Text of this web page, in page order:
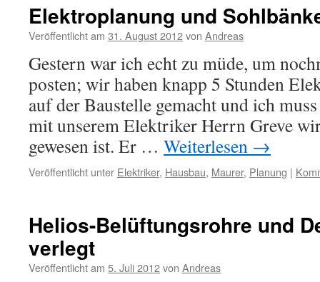
Elektroplanung und
Veröffentlicht am 31. August 2012von Andreas
Gestern war ich echt zu müde, um
posten; wir haben knapp 5 Stunden
auf der Baustelle gemacht und ich
mit unserem Elektriker Herrn Greve
gewesen ist. Er … Weiterlesen →
Veröffentlicht unter Elektriker, Hausbau, Maurer, Planung |
Helios-Belüftungsrohre und
verlegt
Veröffentlicht am 5. Juli 2012von Andreas